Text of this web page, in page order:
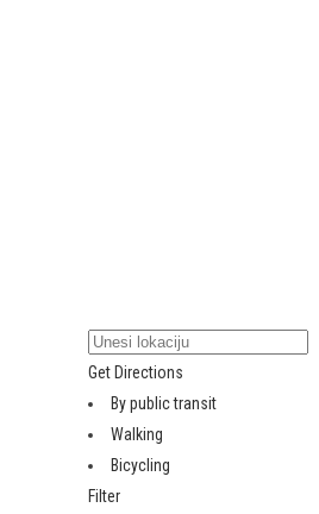
Get Directions
By public transit
Walking
Bicycling
Filter